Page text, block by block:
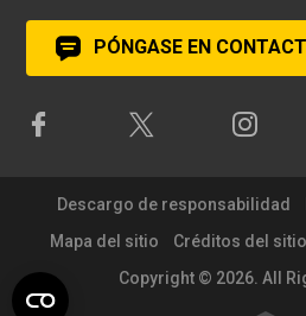
PÓNGASE EN
Descargo de responsabilidad
Mapa del sitio
Créditos del sitio
Copyright © 2026. All